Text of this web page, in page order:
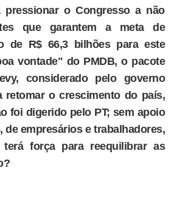
pressionar o Congresso a não
que garantem a meta de
de R$ 66,3 bilhões para este
vontade" do PMDB, o pacote
considerado pelo governo
retomar o crescimento do país,
foi digerido pelo PT; sem apoio
de empresários e trabalhadores,
terá força para reequilibrar as